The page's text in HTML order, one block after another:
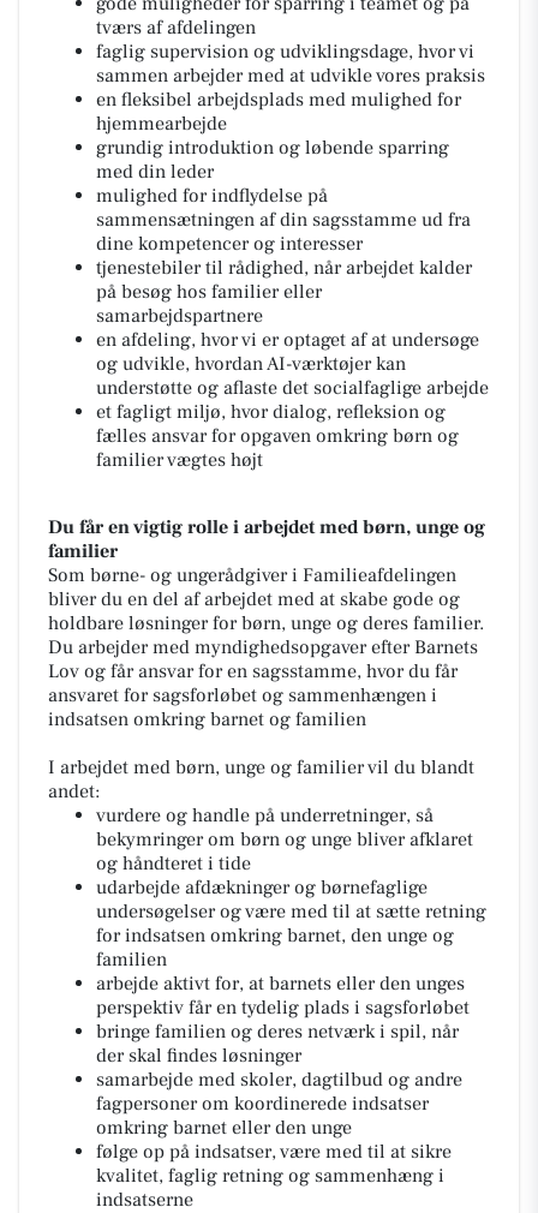
tværs af afdelingen
faglig supervision og udviklingsdage, hvor vi
sammen arbejder med at udvikle vores praksis
en fleksibel arbejdsplads med mulighed for
hjemmearbejde
grundig introduktion og løbende sparring
med din leder
mulighed for indflydelse på
sammensætningen af din sagsstamme ud fra
dine kompetencer og interesser
tjenestebiler til rådighed, når arbejdet kalder
på besøg hos familier eller
samarbejdspartnere
en afdeling, hvor vi er optaget af at undersøge
og udvikle, hvordan AI-værktøjer kan
understøtte og aflaste det socialfaglige arbejde
et fagligt miljø, hvor dialog, refleksion og
fælles ansvar for opgaven omkring børn og
familier vægtes højt
Du får en vigtig rolle i arbejdet med børn, unge og
familier
Som børne- og ungerådgiver i Familieafdelingen
bliver du en del af arbejdet med at skabe gode og
holdbare løsninger for børn, unge og deres familier.
Du arbejder med myndighedsopgaver efter Barnets
Lov og får ansvar for en sagsstamme, hvor du får
ansvaret for sagsforløbet og sammenhængen i
indsatsen omkring barnet og familien
I arbejdet med børn, unge og familier vil du blandt
andet:
vurdere og handle på underretninger, så
bekymringer om børn og unge bliver afklaret
og håndteret i tide
udarbejde afdækninger og børnefaglige
undersøgelser og være med til at sætte retning
for indsatsen omkring barnet, den unge og
familien
arbejde aktivt for, at barnets eller den unges
perspektiv får en tydelig plads i sagsforløbet
bringe familien og deres netværk i spil, når
der skal findes løsninger
samarbejde med skoler, dagtilbud og andre
fagpersoner om koordinerede indsatser
omkring barnet eller den unge
følge op på indsatser, være med til at sikre
kvalitet, faglig retning og sammenhæng i
indsatserne